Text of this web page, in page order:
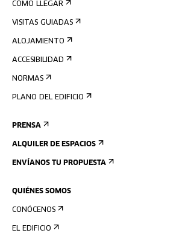
CÓMO LLEGAR
VISITAS GUIADAS
ALOJAMIENTO
ACCESIBILIDAD
NORMAS
PLANO DEL EDIFICIO
PRENSA
ALQUILER DE ESPACIOS
ENVÍANOS TU PROPUESTA
QUIÉNES SOMOS
CONÓCENOS
EL EDIFICIO